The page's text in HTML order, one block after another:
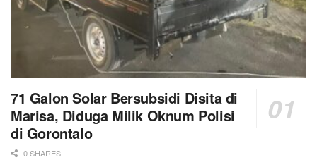
71 Galon Solar Bersubsidi Disita di
Marisa, Diduga Milik Oknum Polisi
di Gorontalo
0 SHARES